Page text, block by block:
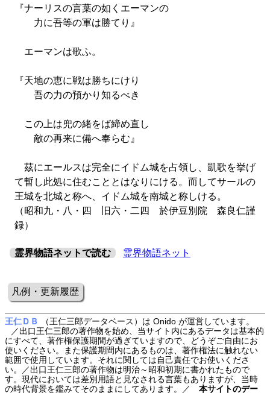
『ナーリスの言葉の如くエーマンの
力に吾等の軍は勝てり』
エーマンは歌ふ。
『天地の恵に戦は勝ちにけり
吾の力の預かり知るべき
この上は兜の緒をば締め直し
敵の再来に備へ奉らむ』
茲にエールスは完全にイドム城を占領し、凱歌を挙げ
て暫し此処に住むこととはなりにける。而してサールの
王城を北城と称へ、イドム城を南城と称しける。
（昭和九・八・四 旧六・二四 於伊豆別院 森良仁謹
録）
霊界物語ネットで読む 霊界物語ネット
凡例・更新履歴
王仁ＤＢ
（王仁三郎データベース）は Onido が運営しています。
／出口王仁三郎の著作物を始め、当サイト内にあるデータは基本的
にすべて、著作権保護期間が過ぎていますので、どうぞご自由にお
使いください。また保護期間内にあるものは、著作権法に触れない
範囲で使用しています。それに関しては自己責任でお使いくださ
い。／出口王仁三郎の著作物は明治～昭和初期に書かれたもので
す。現代においては差別用語と見なされる言葉もありますが、当時
の時代背景を鑑みてそのままにしてあります。／ 本サイトのデー